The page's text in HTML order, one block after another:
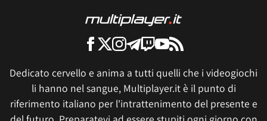
Dedicato cervello e anima a tutti quelli che i videogiochi
li hanno nel sangue, Multiplayer.it è il punto di
riferimento italiano per l'intrattenimento del presente e